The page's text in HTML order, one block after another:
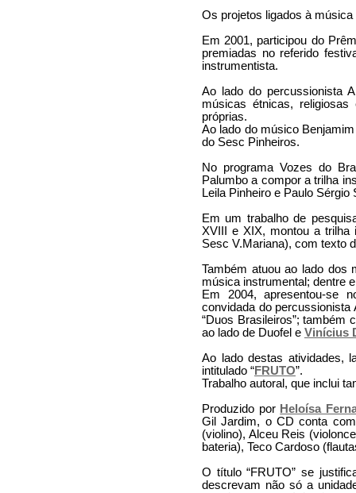
Os projetos ligados à
Em 2001, participou do
premiadas no referido
instrumentista.
Ao lado do percussionista
músicas étnicas,
próprias.
Ao lado do músico
do Sesc Pinheiros.
No programa Vozes do
Palumbo a compor a trilha
Leila Pinheiro e Paulo Sérgio
Em um trabalho de
XVIII e XIX, montou a trilha
Sesc V.Mariana), com texto
Também atuou ao lado dos
música instrumental; dentre
Em 2004, apresentou-se
convidada do percussionista
“Duos Brasileiros”; também
ao lado de Duofel e Vinícius
Ao lado destas atividades,
intitulado “FRUTO”.
Trabalho autoral, que inclui
Produzido por Heloísa
Gil Jardim, o CD conta
(violino), Alceu Reis
bateria), Teco Cardoso
O título “FRUTO” se
descrevam não só a